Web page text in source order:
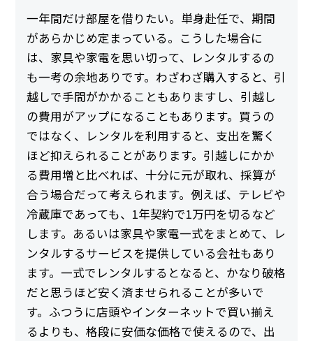
一年間だけ部屋を借りたい。単身赴任で、期間
があらかじめ定まっている。こうした場合に
は、家具や家電を思い切って、レンタルするの
も一考の余地ありです。わざわざ購入すると、引
越しで手間がかかることもありますし、引越し
の費用がアップになることもあります。買うの
ではなく、レンタルを利用すると、支出を驚く
ほど抑えられることがあります。引越しにかか
る費用増と比べれば、十分に元が取れ、採算が
合う場合だって考えられます。例えば、テレビや
冷蔵庫であっても、1年契約で1万円を切るなど
します。あるいは家具や家電一式をまとめて、レ
ンタルするサービスを提供している会社もあり
ます。一式でレンタルするとなると、かなり破格
だと思うほど安く済ませられることが多いで
す。ふつうに店頭やインターネットで買い揃え
るよりも、格段に安価な価格で使えるので、出